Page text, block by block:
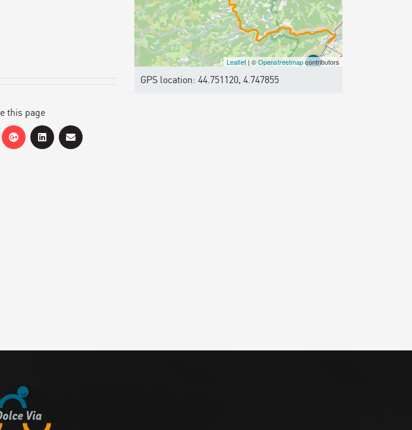
Leaflet| ©Openstreetmapcontributors
GPS location: 44.751120, 4.747855
this page